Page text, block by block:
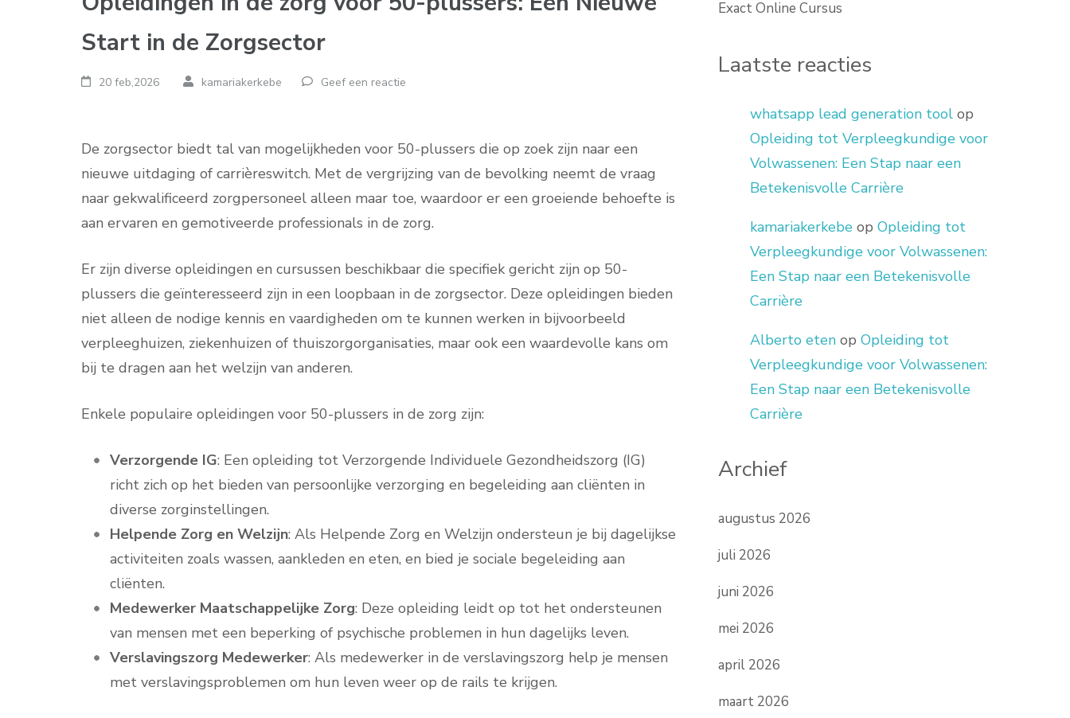
Start in de Zorgsector
20 feb,2026 kamariakerkebe Geef een reactie
De zorgsector biedt tal van mogelijkheden voor 50-plussers die op zoek zijn naar een
nieuwe uitdaging of carrièreswitch. Met de vergrijzing van de bevolking neemt de vraag
naar gekwalificeerd zorgpersoneel alleen maar toe, waardoor er een groeiende behoefte is
aan ervaren en gemotiveerde professionals in de zorg.
Er zijn diverse opleidingen en cursussen beschikbaar die specifiek gericht zijn op 50-
plussers die geïnteresseerd zijn in een loopbaan in de zorgsector. Deze opleidingen bieden
niet alleen de nodige kennis en vaardigheden om te kunnen werken in bijvoorbeeld
verpleeghuizen, ziekenhuizen of thuiszorgorganisaties, maar ook een waardevolle kans om
bij te dragen aan het welzijn van anderen.
Enkele populaire opleidingen voor 50-plussers in de zorg zijn:
Verzorgende IG: Een opleiding tot Verzorgende Individuele Gezondheidszorg (IG)
richt zich op het bieden van persoonlijke verzorging en begeleiding aan cliënten in
diverse zorginstellingen.
Helpende Zorg en Welzijn: Als Helpende Zorg en Welzijn ondersteun je bij dagelijkse
activiteiten zoals wassen, aankleden en eten, en bied je sociale begeleiding aan
cliënten.
Medewerker Maatschappelijke Zorg: Deze opleiding leidt op tot het ondersteunen
van mensen met een beperking of psychische problemen in hun dagelijks leven.
Verslavingszorg Medewerker: Als medewerker in de verslavingszorg help je mensen
met verslavingsproblemen om hun leven weer op de rails te krijgen.
Exact Online Cursus
Laatste reacties
whatsapp lead generation tool op
Opleiding tot Verpleegkundige voor
Volwassenen: Een Stap naar een
Betekenisvolle Carrière
kamariakerkebe opOpleiding tot
Verpleegkundige voor Volwassenen:
Een Stap naar een Betekenisvolle
Carrière
Alberto eten opOpleiding tot
Verpleegkundige voor Volwassenen:
Een Stap naar een Betekenisvolle
Carrière
Archief
augustus 2026
juli 2026
juni 2026
mei 2026
april 2026
maart 2026